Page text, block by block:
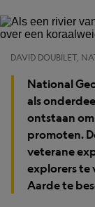
DAVID DOUBILET,
National
als
ontstaan
promoten.
veterane
explorers te
Aarde te